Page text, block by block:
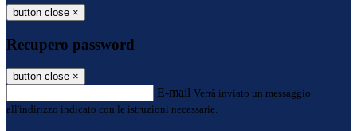
button close ×
Recupero password
button close ×
E-mail Verrà inviato un messaggio
all'indirizzo indicato con le istruzioni necessarie.